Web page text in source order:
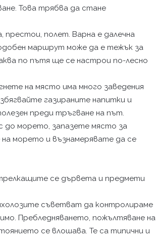
Това трябва да стане
полет. Варна е далечна
маршрут може да е тежък за
по пътя ще се настрои по-лесно
на място има много заведения
газираните напитки и
преди тръгване на път.
до морето, запазете място за
морето и възнамерявате да се
се дървета и предмети
съветват да контролираме
Пребледняването, пожълтяване на
се влошава. Те са типични и